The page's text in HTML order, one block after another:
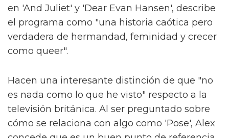
en 'And Juliet' y 'Dear Evan Hansen', describe
el programa como "una historia caótica pero
verdadera de hermandad, feminidad y crecer
como queer".
Hacen una interesante distinción de que "no
es nada como lo que he visto" respecto a la
televisión británica. Al ser preguntado sobre
cómo se relaciona con algo como 'Pose', Alex